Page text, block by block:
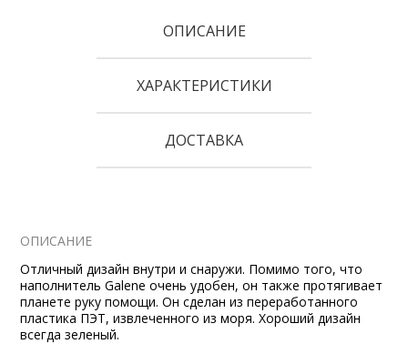
ОПИСАНИЕ
ХАРАКТЕРИСТИКИ
ДОСТАВКА
ОПИСАНИЕ
Отличный дизайн внутри и снаружи. Помимо того, что
наполнитель Galene очень удобен, он также протягивает
планете руку помощи. Он сделан из переработанного
пластика ПЭТ, извлеченного из моря. Хороший дизайн
всегда зеленый.